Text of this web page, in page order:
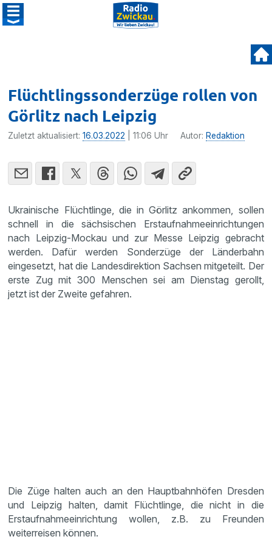
Flüchtlingssonderzüge rollen von
Görlitz nach Leipzig
Zuletzt aktualisiert:16.03.2022 | 11:06 Uhr Autor: Redaktion
Ukrainische Flüchtlinge, die in Görlitz ankommen, sollen
schnell in die sächsischen Erstaufnahmeeinrichtungen
nach Leipzig-Mockau und zur Messe Leipzig gebracht
werden. Dafür werden Sonderzüge der Länderbahn
eingesetzt, hat die Landesdirektion Sachsen mitgeteilt. Der
erste Zug mit 300 Menschen sei am Dienstag gerollt,
jetzt ist der Zweite gefahren.
Die Züge halten auch an den Hauptbahnhöfen Dresden
und Leipzig halten, damit Flüchtlinge, die nicht in die
Erstaufnahmeeinrichtung wollen, z.B. zu Freunden
weiterreisen können.